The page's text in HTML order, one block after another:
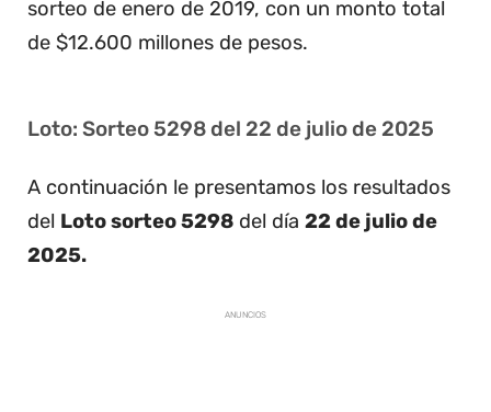
sorteo de enero de 2019, con un monto total
de $12.600 millones de pesos.
Loto: Sorteo 5298 del 22 de julio de 2025
A continuación le presentamos los resultados
del Loto sorteo 5298 del día 22 de julio de
2025.
ANUNCIOS